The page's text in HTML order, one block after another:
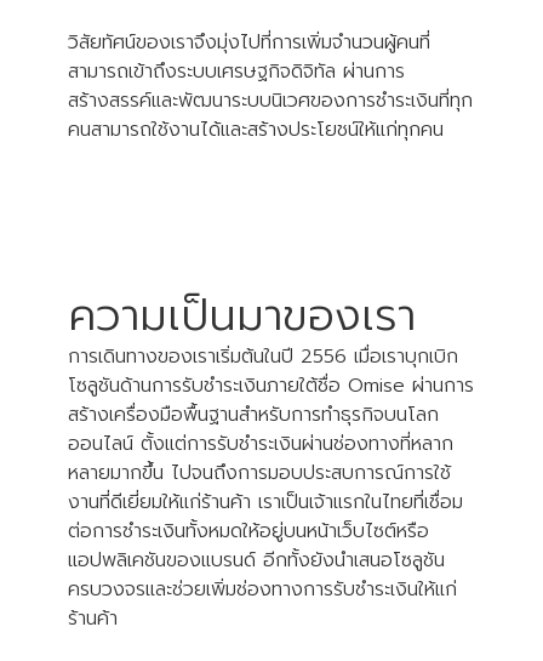
วิสัยทัศน์ของเราจึงมุ่งไปที่การเพิ่มจำนวนผู้คนที่
สามารถเข้าถึงระบบเศรษฐกิจดิจิทัล ผ่านการ
สร้างสรรค์และพัฒนาระบบนิเวศของการชำระเงินที่ทุก
คนสามารถใช้งานได้และสร้างประโยชน์ให้แก่ทุกคน
ความเป็นมาของเรา
การเดินทางของเราเริ่มต้นในปี 2556 เมื่อเราบุกเบิก
โซลูชันด้านการรับชำระเงินภายใต้ชื่อ Omise ผ่านการ
สร้างเครื่องมือพื้นฐานสำหรับการทำธุรกิจบนโลก
ออนไลน​์ ตั้งแต่การรับชำระเงินผ่านช่องทางที่หลาก
หลายมากขึ้น ไปจนถึงการมอบประสบการณ์การใช้
งานที่ดีเยี่ยมให้แก่ร้านค้า เราเป็นเจ้าแรกในไทยที่เชื่อม
ต่อการชำระเงินทั้งหมดให้อยู่บนหน้าเว็บไซต์หรือ
แอปพลิเคชันของแบรนด์ อีกทั้งยังนำเสนอโซลูชัน
ครบวงจรและช่วยเพิ่มช่องทางการรับชำระเงินให้แก่
ร้านค้า